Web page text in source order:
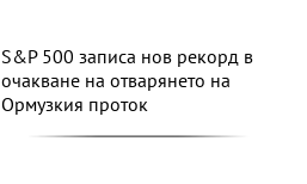
S&P 500 записа нов рекорд в
очакване на отварянето на
Ормузкия проток